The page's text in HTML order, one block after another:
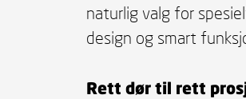
naturlig valg for
design og smart
Rett dør til rett